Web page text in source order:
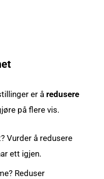
er å redusere
på flere vis.
Vurder å redusere
ett igjen.
Reduser